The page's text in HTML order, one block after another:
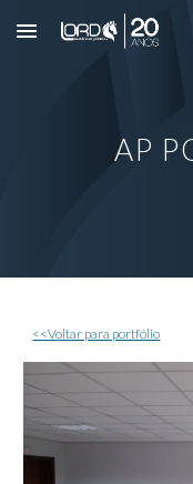
Skip to main content
AP
<<Voltar para portfólio